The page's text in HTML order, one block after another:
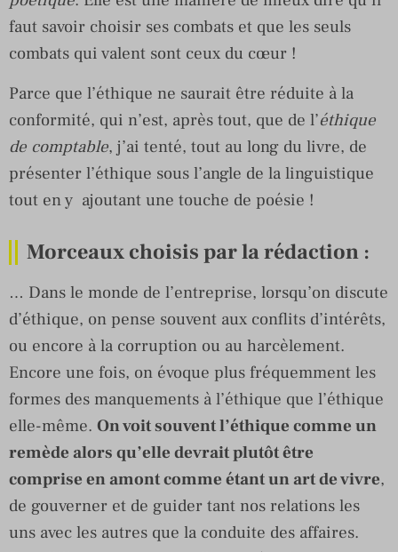
faut savoir choisir ses combats et que les seuls
combats qui valent sont ceux du cœur !
Parce que l’éthique ne saurait être réduite à la
conformité, qui n’est, après tout, que de l’éthique
de comptable, j’ai tenté, tout au long du livre, de
présenter l’éthique sous l’angle de la linguistique
tout en y ajoutant une touche de poésie !
Morceaux choisis par la rédaction :
… Dans le monde de l’entreprise, lorsqu’on discute
d’éthique, on pense souvent aux conflits d’intérêts,
ou encore à la corruption ou au harcèlement.
Encore une fois, on évoque plus fréquemment les
formes des manquements à l’éthique que l’éthique
elle-même. On voit souvent l’éthique comme un
remède alors qu’elle devrait plutôt être
comprise en amont comme étant un art de vivre,
de gouverner et de guider tant nos relations les
uns avec les autres que la conduite des affaires.